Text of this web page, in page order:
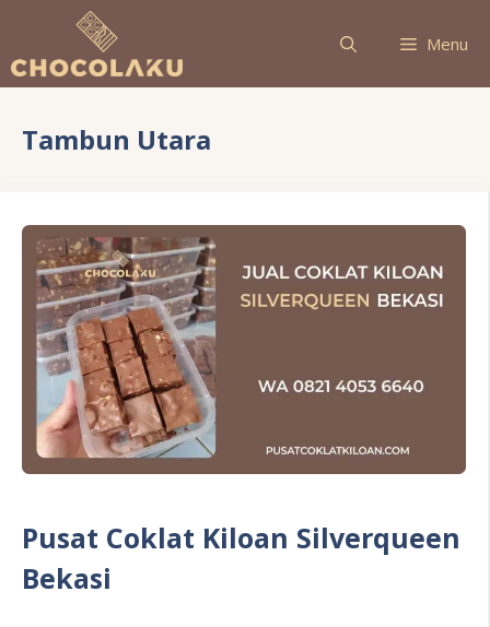
Langsung
isi
Menu
Tambun Utara
Pusat Coklat Kiloan Silverqueen
Bekasi